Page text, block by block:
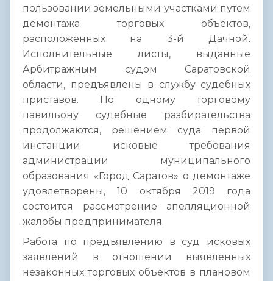
пользовании земельными участками путем
демонтажа торговых объектов,
расположенных на 3-й Дачной.
Исполнительные листы, выданные
Арбитражным судом Саратовской
области, предъявлены в службу судебных
приставов. По одному торговому
павильону судебные разбирательства
продолжаются, решением суда первой
инстанции исковые требования
администрации муниципального
образования «Город Саратов» о демонтаже
удовлетворены, 10 октября 2019 года
состоится рассмотрение апелляционной
жалобы предпринимателя.
Работа по предъявлению в суд исковых
заявлений в отношении выявленных
незаконных торговых объектов в плановом